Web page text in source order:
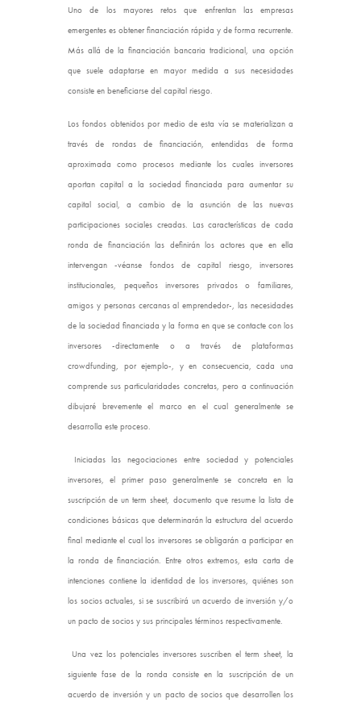
Uno de los mayores retos que enfrentan las empresas
emergentes es obtener financiación rápida y de forma recurrente.
Más allá de la financiación bancaria tradicional, una opción
que suele adaptarse en mayor medida a sus necesidades
consiste en beneficiarse del capital riesgo.
Los fondos obtenidos por medio de esta vía se materializan a
través de rondas de financiación, entendidas de forma
aproximada como procesos mediante los cuales inversores
aportan capital a la sociedad financiada para aumentar su
capital social, a cambio de la asunción de las nuevas
participaciones sociales creadas. Las características de cada
ronda de financiación las definirán los actores que en ella
intervengan -véanse fondos de capital riesgo, inversores
institucionales, pequeños inversores privados o familiares,
amigos y personas cercanas al emprendedor-, las necesidades
de la sociedad financiada y la forma en que se contacte con los
inversores -directamente o a través de plataformas
crowdfunding, por ejemplo-, y en consecuencia, cada una
comprende sus particularidades concretas, pero a continuación
dibujaré brevemente el marco en el cual generalmente se
desarrolla este proceso.
Iniciadas las negociaciones entre sociedad y potenciales
inversores, el primer paso generalmente se concreta en la
suscripción de un term sheet, documento que resume la lista de
condiciones básicas que determinarán la estructura del acuerdo
final mediante el cual los inversores se obligarán a participar en
la ronda de financiación. Entre otros extremos, esta carta de
intenciones contiene la identidad de los inversores, quiénes son
los socios actuales, si se suscribirá un acuerdo de inversión y/o
un pacto de socios y sus principales términos respectivamente.
Una vez los potenciales inversores suscriben el term sheet, la
siguiente fase de la ronda consiste en la suscripción de un
acuerdo de inversión y un pacto de socios que desarrollen los